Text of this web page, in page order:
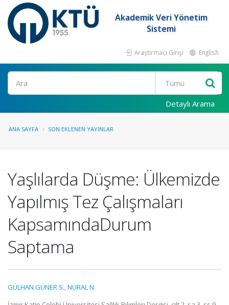
Akademik Veri Yönetim
Sistemi
Araştırmacı Girişi English
Ara
Detaylı Arama
ANA SAYFA SON EKLENEN YAYINLAR
Yaşlılarda Düşme: Ülkemizde
Yapılmış Tez Çalışmaları
KapsamındaDurum
Saptama
GÜLHAN GÜNER S.,NURAL N.